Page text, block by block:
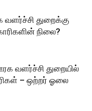
துறைக்கு
நிலை?
வளர்ச்சி துறையில்
– ஒற்றர் ஓலை